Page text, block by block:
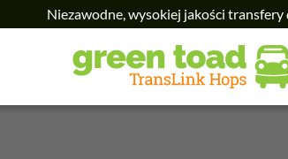
Niezawodne, wysokiej jakości